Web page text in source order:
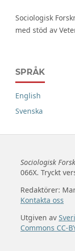
Sociologisk
med stöd av
SPRÅK
English
Svenska
Sociologisk
066X. Tryckt
Redaktörer:
Kontakta oss
Utgiven av
Commons CC-